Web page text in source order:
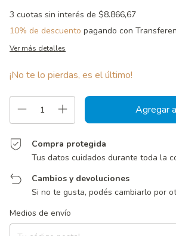
3 cuotas sin interés de $8.866,67
10% de descuento pagando con
Ver más detalles
¡No te lo pierdas, es el último!
Compra protegida
Tus datos cuidados durante toda la
Cambios y devoluciones
Si no te gusta, podés cambiarlo por
Entregas para el CP:
Medios de envío